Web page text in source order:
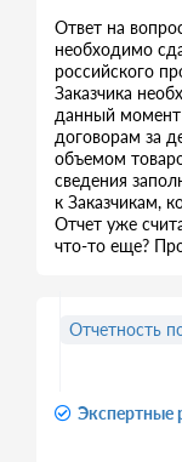
Ответ на
необходимо
российского
Заказчика
данный момент
договорам за
объемом
сведения
к Заказчикам,
Отчет уже
что-то еще?
Экспертные
Отчетность